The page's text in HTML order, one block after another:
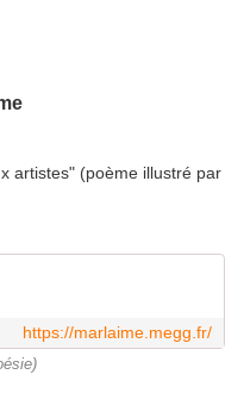
artistes" (poème illustré par
https://marlaime.megg.fr/